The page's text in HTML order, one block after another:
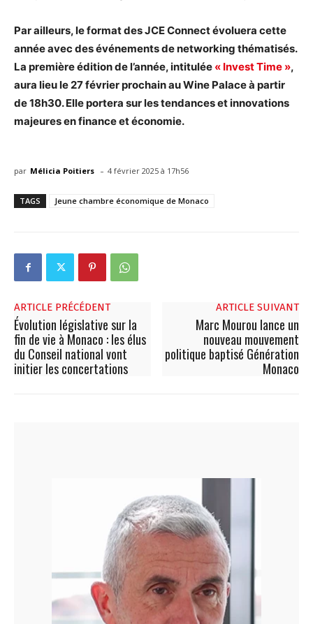
Par ailleurs, le format des JCE Connect évoluera cette
année avec des événements de networking thématisés.
La première édition de l’année, intitulée « Invest Time »,
aura lieu le 27 février prochain au Wine Palace à partir
de 18h30. Elle portera sur les tendances et innovations
majeures en finance et économie.
par Mélicia Poitiers - 4 février 2025 à 17h56
TAGS Jeune chambre économique de Monaco
ARTICLE PRÉCÉDENT
Évolution législative sur la
fin de vie à Monaco : les élus
du Conseil national vont
initier les concertations
ARTICLE SUIVANT
Marc Mourou lance un
nouveau mouvement
politique baptisé Génération
Monaco